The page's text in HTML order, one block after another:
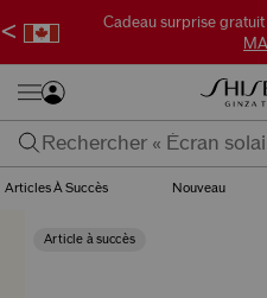
Cadeau surprise
<
Articles À Succès Nouveau
Article à succès